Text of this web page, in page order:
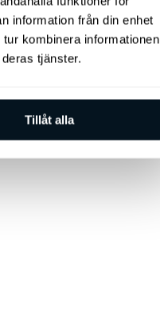
information från din enhet
kombinera informationen
tjänster.
Tillåt alla